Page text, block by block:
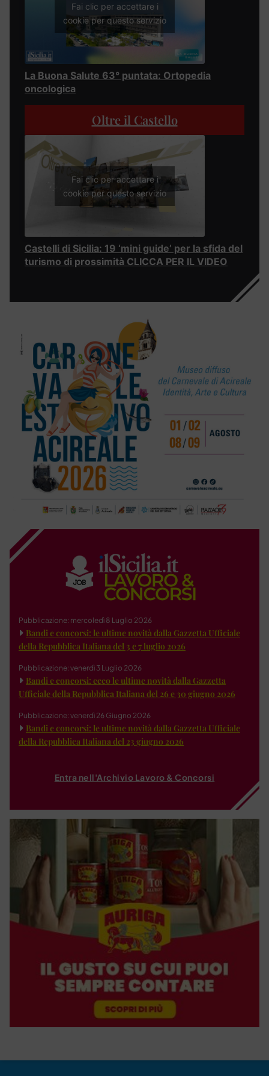
Fai clic per accettare i
cookie per questo servizio
La Buona Salute 63° puntata: Ortopedia
oncologica
Oltre il Castello
Fai clic per accettare i
cookie per questo servizio
Castelli di Sicilia: 19 ‘mini guide’ per la sfida del
turismo di prossimità CLICCA PER IL VIDEO
Pubblicazione: mercoledì 8 Luglio 2026
Bandi e concorsi: le ultime novità dalla Gazzetta Ufficiale
della Repubblica Italiana del 3 e 7 luglio 2026
Pubblicazione: venerdì 3 Luglio 2026
Bandi e concorsi: ecco le ultime novità dalla Gazzetta
Ufficiale della Repubblica Italiana del 26 e 30 giugno 2026
Pubblicazione: venerdì 26 Giugno 2026
Bandi e concorsi: le ultime novità dalla Gazzetta Ufficiale
della Repubblica Italiana del 23 giugno 2026
Entra nell'Archivio Lavoro & Concorsi